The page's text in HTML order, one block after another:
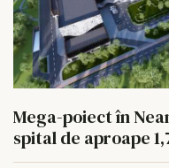
Mega-poiect în
spital de aproape
paturi